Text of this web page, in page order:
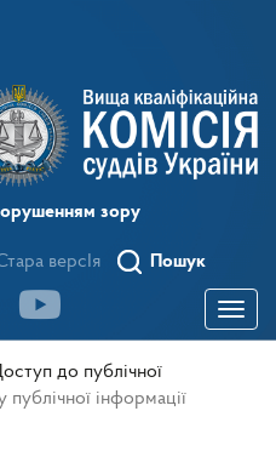
зору
версІя Пошук
Toggle
до публічної
публічної інформації